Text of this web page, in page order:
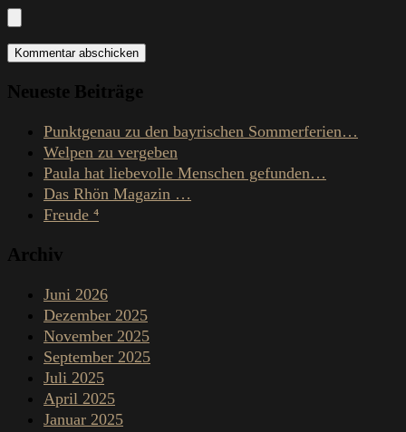
Neueste Beiträge
Punktgenau zu den bayrischen Sommerferien…
Welpen zu vergeben
Paula hat liebevolle Menschen gefunden…
Das Rhön Magazin …
Freude ⁴
Archiv
Juni 2026
Dezember 2025
November 2025
September 2025
Juli 2025
April 2025
Januar 2025